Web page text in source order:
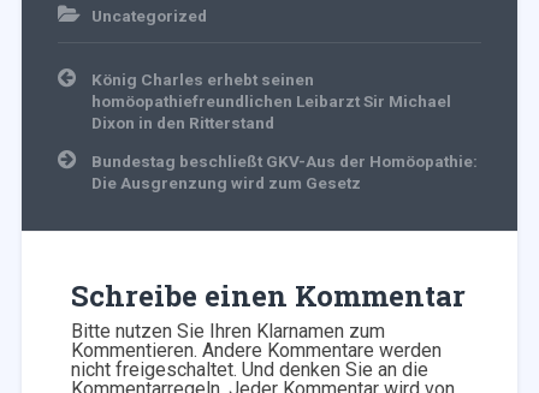
Uncategorized
Beitragsnavigation
König Charles erhebt seinen
homöopathiefreundlichen Leibarzt Sir Michael
Dixon in den Ritterstand
Bundestag beschließt GKV-Aus der Homöopathie:
Die Ausgrenzung wird zum Gesetz
Schreibe einen Kommentar
Bitte nutzen Sie Ihren Klarnamen zum
Kommentieren. Andere Kommentare werden
nicht freigeschaltet. Und denken Sie an die